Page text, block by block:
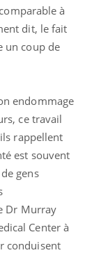
à
dit, le fait
un coup de
endommage
ce travail
rappellent
est souvent
gens
Dr Murray
Center à
conduisent